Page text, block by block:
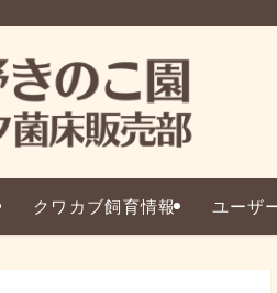
クワカブ飼育情報 ユーザ